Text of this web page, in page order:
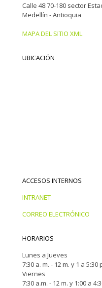
Calle 48 70-180 sector
Medellín - Antioquia
MAPA DEL SITIO XML
UBICACIÓN
ACCESOS INTERNOS
INTRANET
CORREO ELECTRÓNICO
HORARIOS
Lunes a Jueves
7:30 a. m. - 12 m. y 1 a 5:30
Viernes
7:30 a.m. - 12 m. y 1:00 a